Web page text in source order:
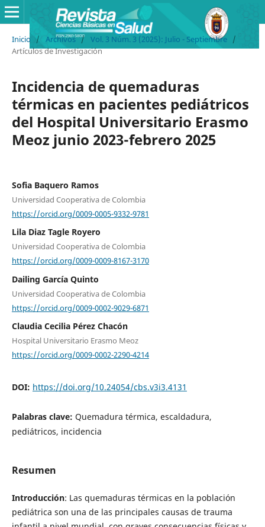
Inicio / Archivos / Vol. 3 Núm. 3 (2025): Julio - Septiembre /
Artículos de Investigación
Incidencia de quemaduras
térmicas en pacientes pediátricos
del Hospital Universitario Erasmo
Meoz junio 2023-febrero 2025
Sofia Baquero Ramos
Universidad Cooperativa de Colombia
https://orcid.org/0009-0005-9332-9781
Lila Diaz Tagle Royero
Universidad Cooperativa de Colombia
https://orcid.org/0009-0009-8167-3170
Dailing García Quinto
Universidad Cooperativa de Colombia
https://orcid.org/0009-0002-9029-6871
Claudia Cecilia Pérez Chacón
Hospital Universitario Erasmo Meoz
https://orcid.org/0009-0002-2290-4214
DOI: https://doi.org/10.24054/cbs.v3i3.4131
Palabras clave: Quemadura térmica, escaldadura,
pediátricos, incidencia
Resumen
Introducción: Las quemaduras térmicas en la población
pediátrica son una de las principales causas de trauma